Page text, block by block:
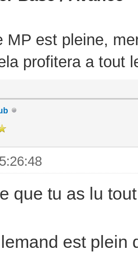
MP est pleine,
profitera a tout
que tu as lu
est plein